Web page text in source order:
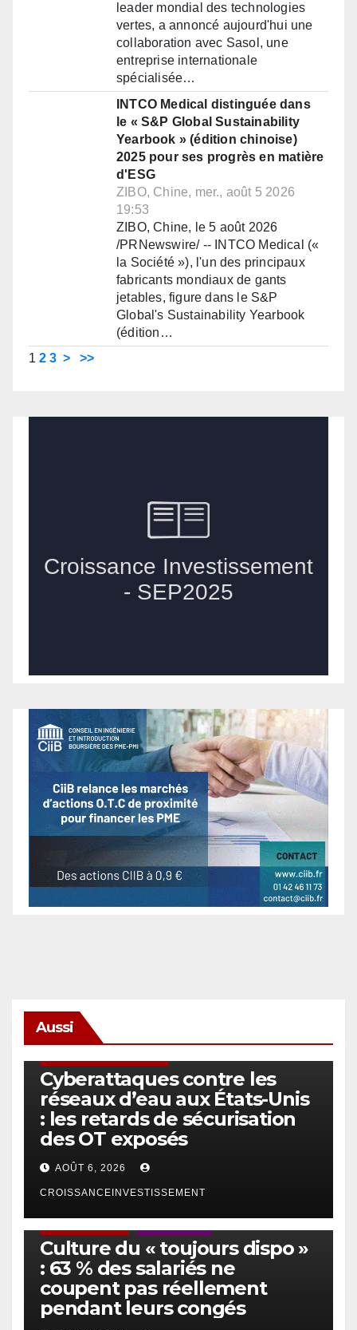
leader mondial des technologies
vertes, a annoncé aujourd'hui une
collaboration avec Sasol, une
entreprise internationale
spécialisée…
INTCO Medical distinguée dans
le « S&P Global Sustainability
Yearbook » (édition chinoise)
2025 pour ses progrès en matière
d'ESG
ZIBO, Chine, mer., août 5 2026
19:53
ZIBO, Chine, le 5 août 2026
/PRNewswire/ -- INTCO Medical («
la Société »), l'un des principaux
fabricants mondiaux de gants
jetables, figure dans le S&P
Global's Sustainability Yearbook
(édition…
1 2 3 > >>
Aussi
Cyberattaques contre les
réseaux d’eau aux États-Unis
: les retards de sécurisation
des OT exposés
AOÛT 6, 2026
CROISSANCEINVESTISSEMENT
Culture du « toujours dispo »
: 63 % des salariés ne
coupent pas réellement
pendant leurs congés